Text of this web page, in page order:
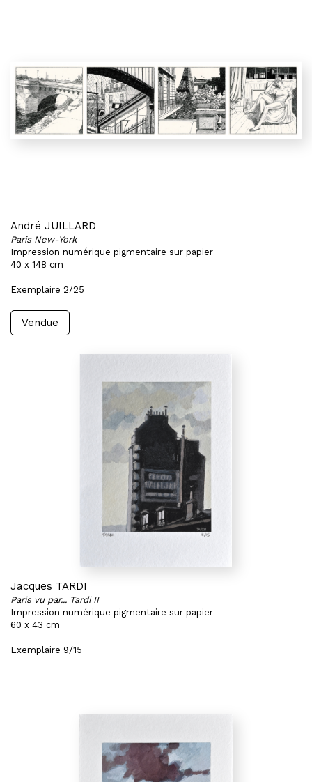
André JUILLARD
Paris New-York
Impression numérique pigmentaire sur papier
40 x 148 cm
Exemplaire 2/25
Vendue
Jacques TARDI
Paris vu par... Tardi II
Impression numérique pigmentaire sur papier
60 x 43 cm
Exemplaire 9/15